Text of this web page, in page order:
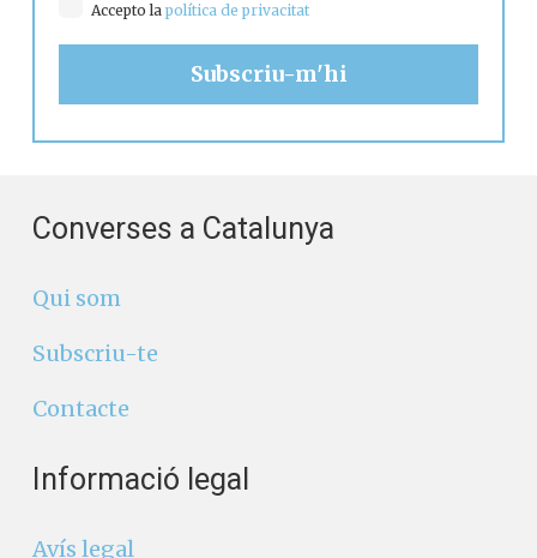
Accepto la política de privacitat
Converses a Catalunya
Qui som
Subscriu-te
Contacte
Informació legal
Avís legal